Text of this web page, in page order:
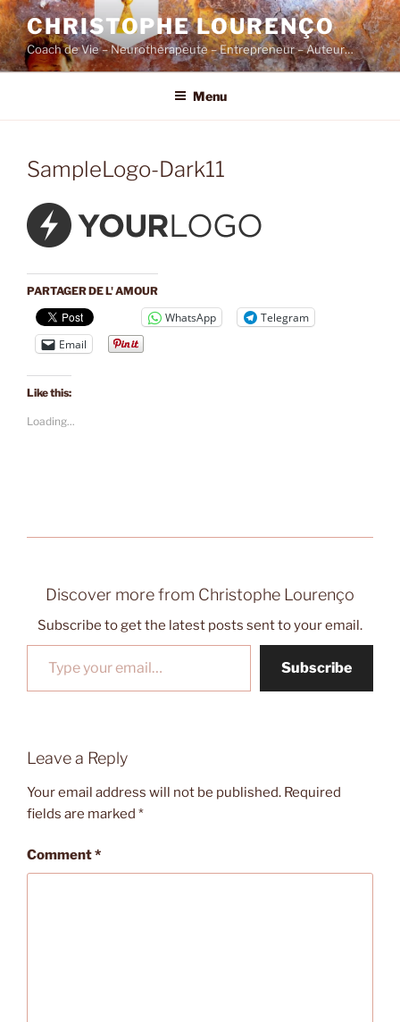
Skip
to
content
CHRISTOPHE LOURENÇO
Coach de Vie – Neurothérapeute – Entrepreneur – Auteur…
Menu
SampleLogo-Dark11
PARTAGER DE L' AMOUR
WhatsApp
Telegram
Email
Like this:
Loading...
Discover more from Christophe Lourenço
Subscribe to get the latest posts sent to your email.
Type your email…
Subscribe
Leave a Reply
Your email address will not be published. Required
fields are marked *
Comment*